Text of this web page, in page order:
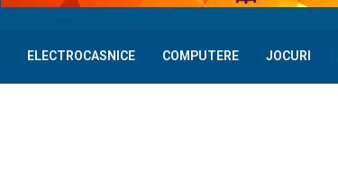
ELECTROCASNICE COMPUTERE JOCURI